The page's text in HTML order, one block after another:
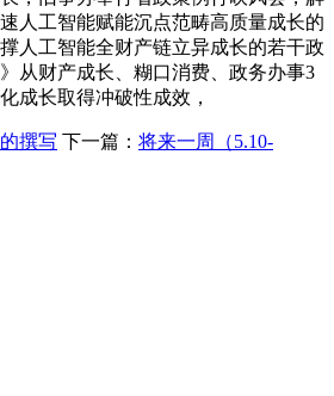
人工智能赋能沉点范畴高质量成长的
人工智能全财产链立异成长的若干政
从财产成长、糊口消费、政务办事3
成长取得冲破性成效，
撰写 下一篇： 将来一周（5.10-